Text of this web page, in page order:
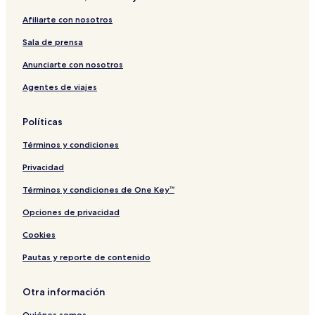
o
y
u
Afiliarte con nosotros
Sala de prensa
Anunciarte con nosotros
Agentes de viajes
Políticas
Términos y condiciones
Privacidad
Términos y condiciones de One Key™
Opciones de privacidad
Cookies
Pautas y reporte de contenido
Otra información